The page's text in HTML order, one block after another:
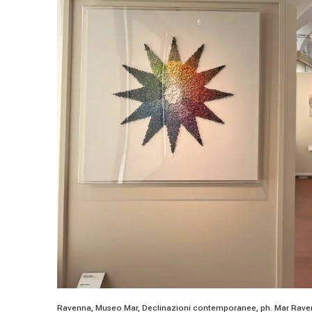
Ravenna, Museo Mar, Declinazioni contemporanee, ph. Mar